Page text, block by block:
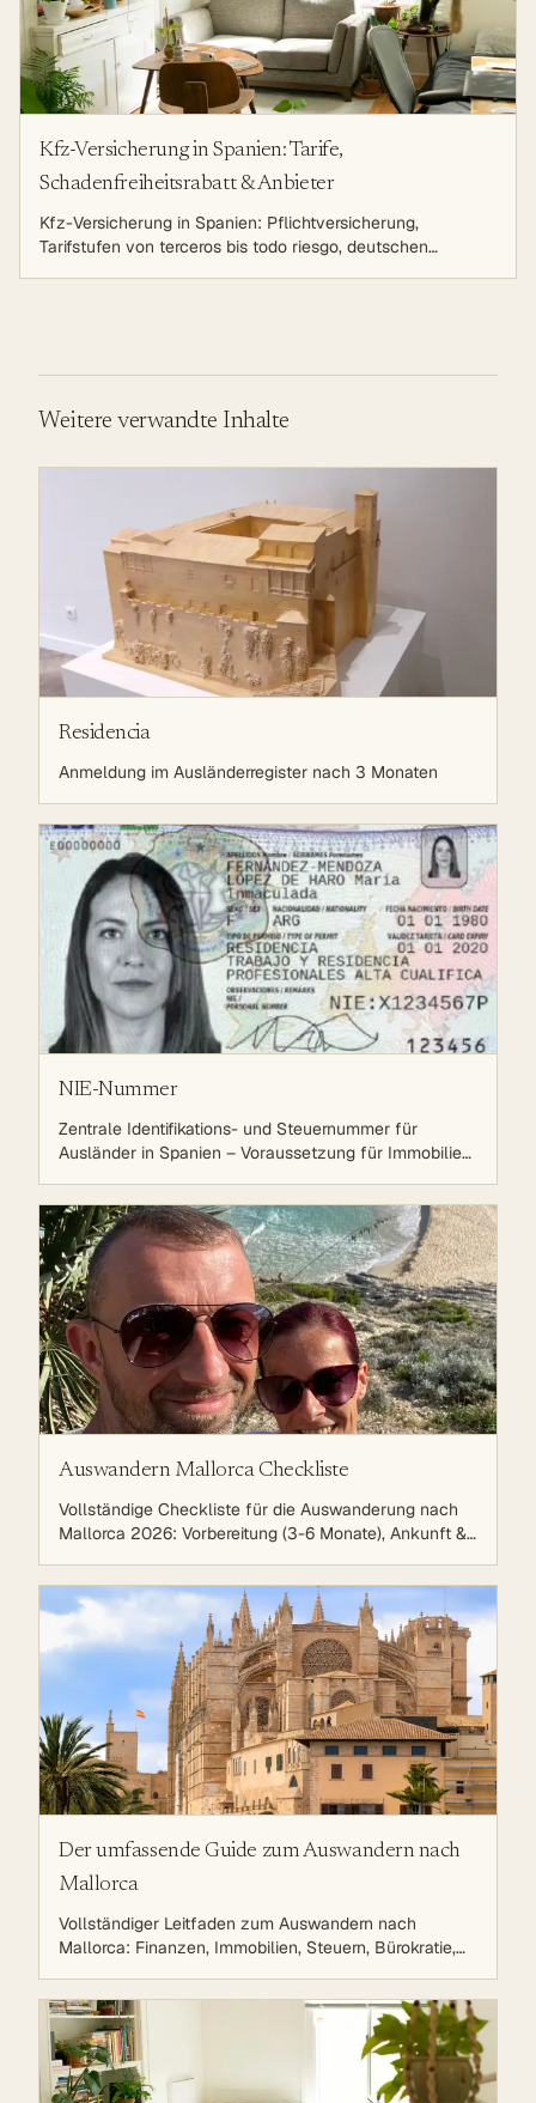
Kfz-Versicherung in Spanien: Tarife,
Schadenfreiheitsrabatt & Anbieter
Kfz-Versicherung in Spanien: Pflichtversicherung,
Tarifstufen von terceros bis todo riesgo, deutschen
Weitere verwandte Inhalte
Residencia
Anmeldung im Ausländerregister nach 3 Monaten
NIE-Nummer
Zentrale Identifikations- und Steuernummer für
Ausländer in Spanien – Voraussetzung für Immobilien,
Auswandern Mallorca Checkliste
Vollständige Checkliste für die Auswanderung nach
Mallorca 2026: Vorbereitung (3-6 Monate), Ankunft &
Integration (Arbeit, Schulen, Steuern) und langfristige
Planung. Schritt-für-Schritt Anleitung, Zeitplan,
Kosten-Übersicht und praktische Tipps.
Der umfassende Guide zum Auswandern nach
Mallorca
Vollständiger Leitfaden zum Auswandern nach
Mallorca: Finanzen, Immobilien, Steuern, Bürokratie,
eine erfolgreiche Auswanderung.